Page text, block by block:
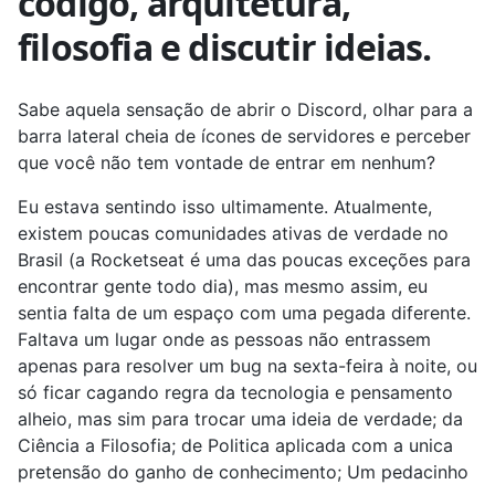
filosofia e discutir ideias.
Sabe aquela sensação de abrir o Discord, olhar para a
barra lateral cheia de ícones de servidores e perceber
que você não tem vontade de entrar em nenhum?
Eu estava sentindo isso ultimamente. Atualmente,
existem poucas comunidades ativas de verdade no
Brasil (a Rocketseat é uma das poucas exceções para
encontrar gente todo dia), mas mesmo assim, eu
sentia falta de um espaço com uma pegada diferente.
Faltava um lugar onde as pessoas não entrassem
apenas para resolver um bug na sexta-feira à noite, ou
só ficar cagando regra da tecnologia e pensamento
alheio, mas sim para trocar uma ideia de verdade; da
Ciência a Filosofia; de Politica aplicada com a unica
pretensão do ganho de conhecimento; Um pedacinho